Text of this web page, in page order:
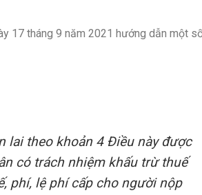
17 tháng 9 năm 2021 hướng dẫn một
lai theo khoản 4 Điều này được
có trách nhiệm khấu trừ thuế
phí, lệ phí cấp cho người nộp